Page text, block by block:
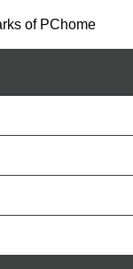
of PChome